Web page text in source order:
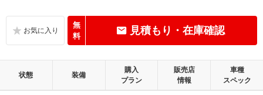
補修の必要な目立つ損傷、悪臭等がないこと
外装：
補修の必要な目立つ損傷がないこと
無
料
見積もり・在庫確認
状態 装備
購入
プラン
販売店
情報
車種
スペック